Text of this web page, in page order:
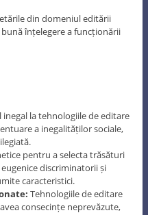
din domeniul editării
înțelegere a funcționării
inegal la tehnologiile de editare
a inegalităților sociale,
pentru a selecta trăsături
discriminatorii și
caracteristici.
Tehnologiile de editare
consecințe neprevăzute,